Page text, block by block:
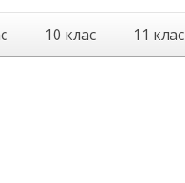
10 клас 11 клас